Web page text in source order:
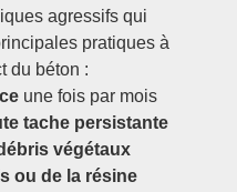
agressifs qui
pratiques à
du béton :
une fois par mois
tache persistante
végétaux
ou de la résine